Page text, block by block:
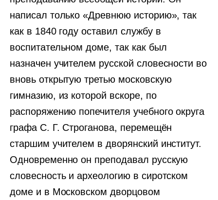
написал только «Древнюю историю», так
как в 1840 году оставил службу в
воспитательном доме, так как был
назначен учителем русской словесности во
вновь открытую третью московскую
гимназию, из которой вскоре, по
распоряжению попечителя учебного округа
графа С. Г. Строганова, перемещён
старшим учителем в дворянский институт.
Одновременно он преподавал русскую
словесность и археологию в сиротском
доме и в Московском дворцовом